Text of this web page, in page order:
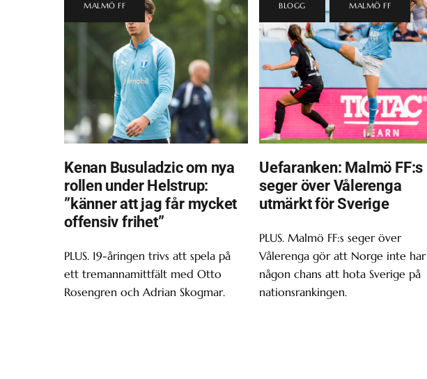
MALMÖ FF
Kenan Busuladzic om nya
rollen under Helstrup:
”känner att jag får mycket
offensiv frihet”
PLUS. 19-åringen trivs att spela på
ett tremannamittfält med Otto
Rosengren och Adrian Skogmar.
BLOGG MALMÖ FF
Uefaranken: Malmö FF:s
seger över Vålerenga
utmärkt för Sverige
PLUS. Malmö FF:s seger över
Vålerenga gör att Norge inte har
någon chans att hota Sverige på
nationsrankingen.